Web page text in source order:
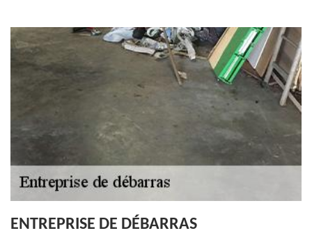
ENTREPRISE DE DÉBARRAS